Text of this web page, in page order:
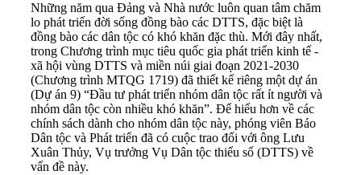
Những năm qua Đảng và Nhà nước luôn quan tâm chăm
lo phát triển đời sống đồng bào các DTTS, đặc biệt là
đồng bào các dân tộc có khó khăn đặc thù. Mới đây nhất,
trong Chương trình mục tiêu quốc gia phát triển kinh tế -
xã hội vùng DTTS và miền núi giai đoạn 2021-2030
(Chương trình MTQG 1719) đã thiết kế riêng một dự án
(Dự án 9) “Đầu tư phát triển nhóm dân tộc rất ít người và
nhóm dân tộc còn nhiều khó khăn”. Để hiểu hơn về các
chính sách dành cho nhóm dân tộc này, phóng viên Báo
Dân tộc và Phát triển đã có cuộc trao đổi với ông Lưu
Xuân Thủy, Vụ trưởng Vụ Dân tộc thiểu số (DTTS) về
vấn đề này.